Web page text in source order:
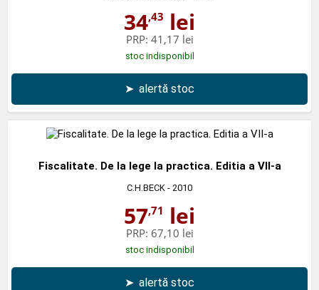
34,43 lei
PRP: 41,17 lei
stoc indisponibil
➤ alertă stoc
Fiscalitate. De la lege la practica. Editia a VII-a
C.H.BECK - 2010
57,71 lei
PRP: 67,10 lei
stoc indisponibil
➤ alertă stoc